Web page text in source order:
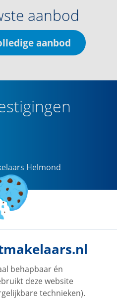
aanbod
aanbod
Helmond
behapbaar én
deze website
technieken).